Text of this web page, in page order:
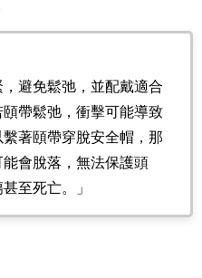
，避免鬆弛，並配戴適合
帶鬆弛，衝擊可能導致
著頤帶穿脫安全帽，那
會脫落，無法保護頭
至死亡。」